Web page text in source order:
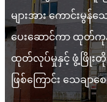
များအား ကောင်းမွ
ပေးဆောင်ကာ ထု
ထုတ်လုပ်မှုနှင့် ဖွံ့ဖြိုး
ဖြစ်ကြောင်း သေချာ